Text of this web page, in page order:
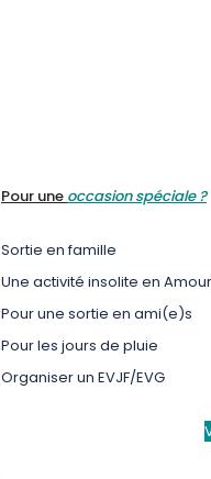
Pour une occasion spéciale ?
Sortie en famille
Une activité insolite en
Pour une sortie en ami(e)s
Pour les jours de pluie
Organiser un EVJF/EVG